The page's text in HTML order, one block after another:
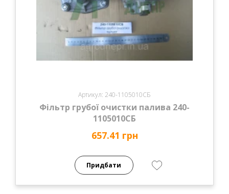
Артикул: 240-1105010СБ
Фільтр грубої очистки палива 240-
1105010СБ
657.41 грн
Придбати